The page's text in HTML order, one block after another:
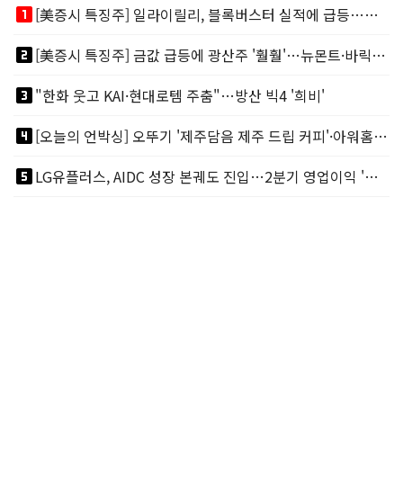
looks_one
[美증시 특징주] 일라이릴리, 블록버스터 실적에 급등…마운자로 매출 폭발
looks_two
[美증시 특징주] 금값 급등에 광산주 '훨훨'…뉴몬트·바릭마이닝 주도
looks_3"한화 웃고 KAI·현대로템 주춤"…방산 빅4 '희비'
looks_4
[오늘의 언박싱] 오뚜기 '제주담음 제주 드립 커피'·아워홈 ‘갓석박지’ 外
looks_5
LG유플러스, AIDC 성장 본궤도 진입…2분기 영업이익 '역대 최대'